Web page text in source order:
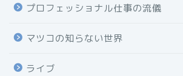
プロフェッショナル仕事の流儀
マツコの知らない世界
ライブ